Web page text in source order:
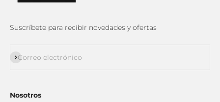
Suscríbete para recibir novedades y ofertas
Correo electrónico
Suscribirse
Nosotros